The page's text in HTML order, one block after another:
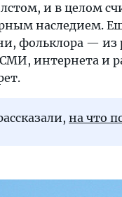
и в целом
наследием.
фольклора —
интернета и
на что